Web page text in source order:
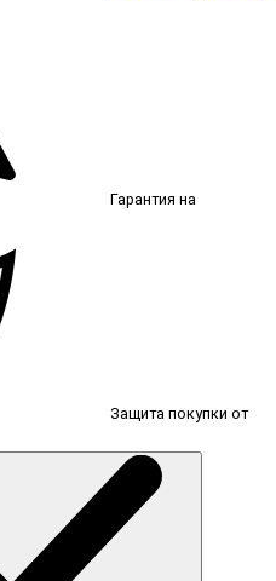
Гарантия на
Защита покупки от